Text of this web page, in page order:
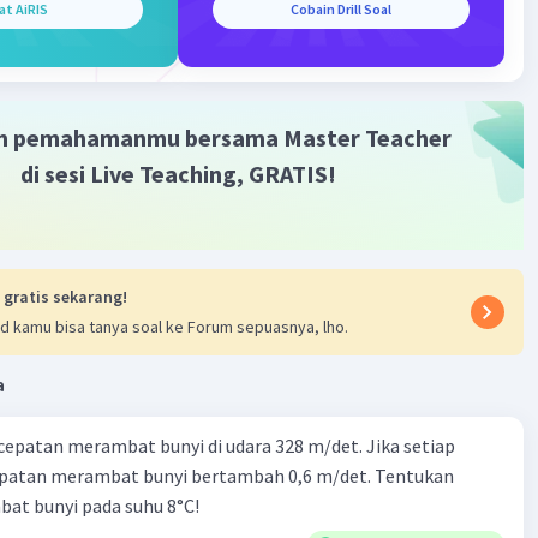
AiRIS Cobain Drill Soal
pemahamanmu bersama Master Teacher
di sesi Live Teaching, GRATIS!
gratis sekarang!
kamu bisa tanya soal ke Forum sepuasnya, lho.
merambat bunyi di udara 328 m/det. Jika setiap
merambat bunyi bertambah 0,6 m/det. Tentukan
bunyi pada suhu 8°C!